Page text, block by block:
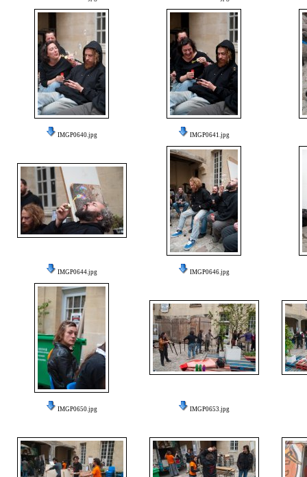
IMGP0640.jpg IMGP0641.jpg
IMGP0644.jpg IMGP0646.jpg
IMGP0650.jpg IMGP0653.jpg